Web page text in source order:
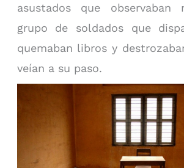
asustados que
grupo de soldados que
quemaban libros y
veían a su paso.